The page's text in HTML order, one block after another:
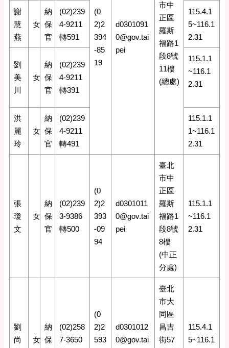
(0
2)2
394
-85
19
d0301091
0@gov.tai
pei
市中
正區
羅斯
福路1
段8號
11樓
(總處)
謝
慧
燕
女
納
保
官
(02)239
4-9211
轉591
115.4.1
5~116.1
2.31
劉
美
川
女
納
保
官
(02)239
4-9211
轉391
115.1.1
~116.1
2.31
洪
麗
玲
女
納
保
官
(02)239
4-9211
轉491
115.1.1
1~116.1
2.31
張
瓊
文
女
納
保
官
(02)239
3-9386
轉500
(0
2)2
393
-09
94
d0301011
0@gov.tai
pei
臺北
市中
正區
羅斯
福路1
段8號
8樓
(中正
分處)
115.1.1
~116.1
2.31
劉
尚
女
納
保
(02)258
7-3650
(0
2)2
593
d0301012
0@gov.tai
臺北
市大
同區
昌吉
街57
115.4.1
5~116.1